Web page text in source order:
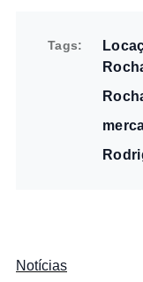
Tags
Notícias